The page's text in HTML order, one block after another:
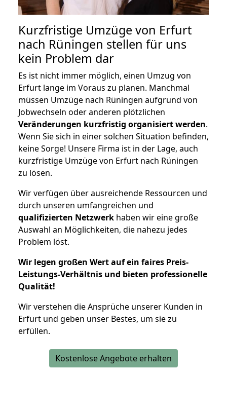
Kurzfristige Umzüge von Erfurt
nach Rüningen stellen für uns
kein Problem dar
Es ist nicht immer möglich, einen Umzug von
Erfurt lange im Voraus zu planen. Manchmal
müssen Umzüge nach Rüningen aufgrund von
Jobwechseln oder anderen plötzlichen
Veränderungen kurzfristig organisiert werden.
Wenn Sie sich in einer solchen Situation befinden,
keine Sorge! Unsere Firma ist in der Lage, auch
kurzfristige Umzüge von Erfurt nach Rüningen
zu lösen.
Wir verfügen über ausreichende Ressourcen und
durch unseren umfangreichen und
qualifizierten Netzwerk haben wir eine große
Auswahl an Möglichkeiten, die nahezu jedes
Problem löst.
Wir legen großen Wert auf ein faires Preis-
Leistungs-Verhältnis und bieten professionelle
Qualität!
Wir verstehen die Ansprüche unserer Kunden in
Erfurt und geben unser Bestes, um sie zu
erfüllen.
Kostenlose Angebote erhalten